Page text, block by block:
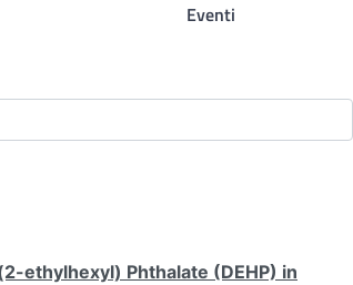
Eventi
ethylhexyl) Phthalate (DEHP) in